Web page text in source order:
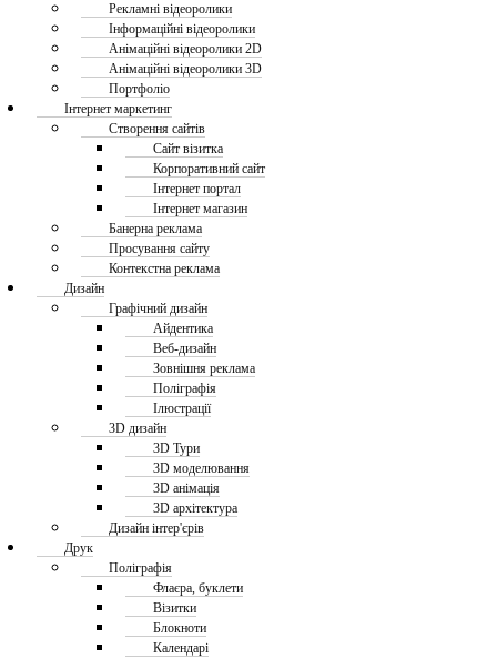
Рекламні відеоролики
Інформаційні відеоролики
Анімаційні відеоролики 2D
Анімаційні відеоролики 3D
Портфоліо
Інтернет маркетинг
Створення сайтів
Сайт візитка
Корпоративний сайт
Інтернет портал
Інтернет магазин
Банерна реклама
Просування сайту
Контекстна реклама
Дизайн
Графічний дизайн
Айдентика
Веб-дизайн
Зовнішня реклама
Поліграфія
Ілюстрації
3D дизайн
3D Тури
3D моделювання
3D анімація
3D архітектура
Дизайн інтер'єрів
Друк
Поліграфія
Флаєра, буклети
Візитки
Блокноти
Календарі